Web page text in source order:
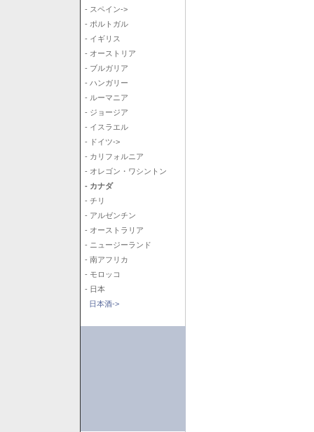
- スペイン->
- ポルトガル
- イギリス
- オーストリア
- ブルガリア
- ハンガリー
- ルーマニア
- ジョージア
- イスラエル
- ドイツ->
- カリフォルニア
- オレゴン・ワシントン
- カナダ
- チリ
- アルゼンチン
- オーストラリア
- ニュージーランド
- 南アフリカ
- モロッコ
- 日本
日本酒->